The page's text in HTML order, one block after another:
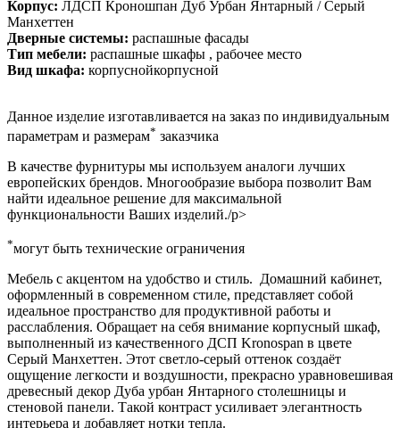
Корпус: ЛДСП Кроношпан Дуб Урбан Янтарный / Серый
Манхеттен
Дверные системы: распашные фасады
Тип мебели: распашные шкафы , рабочее место
Вид шкафа: корпуснойкорпусной
Данное изделие изготавливается на заказ по индивидуальным
параметрам и размерам* заказчика
В качестве фурнитуры мы используем аналоги лучших
европейских брендов. Многообразие выбора позволит Вам
найти идеальное решение для максимальной
функциональности Ваших изделий./p>
*могут быть технические ограничения
Мебель с акцентом на удобство и стиль. Домашний кабинет,
оформленный в современном стиле, представляет собой
идеальное пространство для продуктивной работы и
расслабления. Обращает на себя внимание корпусный шкаф,
выполненный из качественного ДСП Kronospan в цвете
Серый Манхеттен. Этот светло-серый оттенок создаёт
ощущение легкости и воздушности, прекрасно уравновешивая
древесный декор Дуба урбан Янтарного столешницы и
стеновой панели. Такой контраст усиливает элегантность
интерьера и добавляет нотки тепла.